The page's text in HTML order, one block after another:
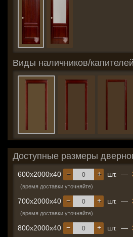
Виды наличников/
Доступные размеры
600x2000x40 +
− шт. —
(время доставки уточняйте)
700x2000x40 +
− шт. —
(время доставки уточняйте)
800x2000x40 +
− шт. —